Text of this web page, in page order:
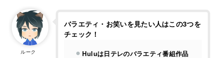
ルーク
バラエティ・お笑いを見たい人はこの3つを
チェック！
Huluは日テレのバラエティ番組作品